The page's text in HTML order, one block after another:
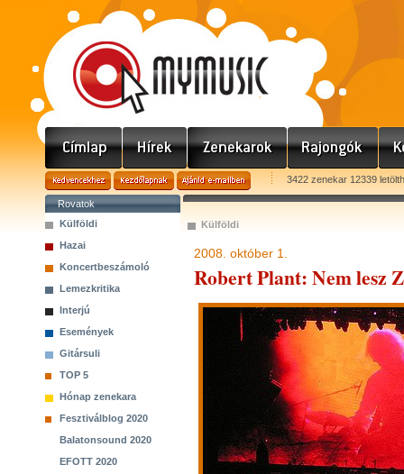
3422 zenekar 12339
Rovatok
Külföldi
Hazai
Koncertbeszámoló
Lemezkritika
Interjú
Események
Gitársuli
TOP 5
Hónap zenekara
Fesztiválblog 2020
Balatonsound 2020
EFOTT 2020
Külföldi
2008. október 1.
Robert Plant: Nem lesz